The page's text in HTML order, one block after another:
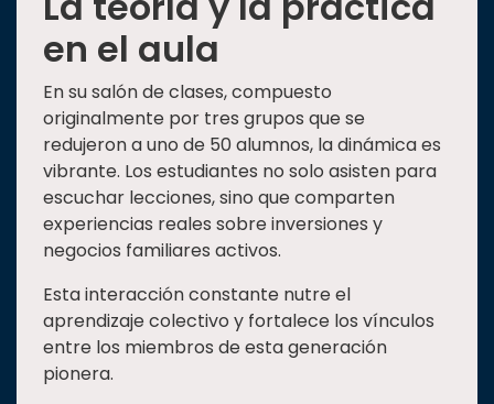
en el aula
En su salón de clases, compuesto
originalmente por tres grupos que se
redujeron a uno de 50 alumnos, la dinámica es
vibrante. Los estudiantes no solo asisten para
escuchar lecciones, sino que comparten
experiencias reales sobre inversiones y
negocios familiares activos.
Esta interacción constante nutre el
aprendizaje colectivo y fortalece los vínculos
entre los miembros de esta generación
pionera.